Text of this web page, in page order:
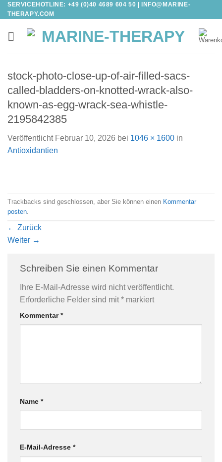
Zum
Inhalt
springen
SERVICEHOTLINE: +49 (0)40 4689 604 50 |
INFO@MARINE-
THERAPY.COM
stock-photo-close-up-of-air-filled-sacs-
called-bladders-on-knotted-wrack-also-
known-as-egg-wrack-sea-whistle-
2195842385
Veröffentlicht Februar 10, 2026 bei 1046 × 1600 in
Antioxidantien
Trackbacks sind geschlossen, aber Sie können einen Kommentar
posten
← Zurück
Weiter →
Schreiben Sie einen Kommentar
Ihre E-Mail-Adresse wird nicht veröffentlicht.
Erforderliche Felder sind mit* markiert
Kommentar*
Name *
E-Mail-Adresse *